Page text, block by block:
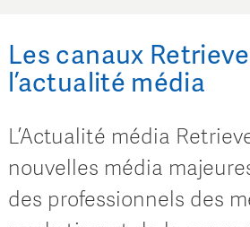
Les canaux
l’actualité média
L’Actualité média
nouvelles média
des professionnels des